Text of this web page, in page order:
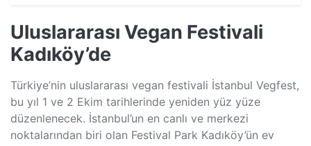
Uluslararası Vegan Festivali
Kadıköy’de
Türkiye’nin uluslararası vegan festivali İstanbul Vegfest,
bu yıl 1 ve 2 Ekim tarihlerinde yeniden yüz yüze
düzenlenecek. İstanbul’un en canlı ve merkezi
noktalarından biri olan Festival Park Kadıköy’ün ev